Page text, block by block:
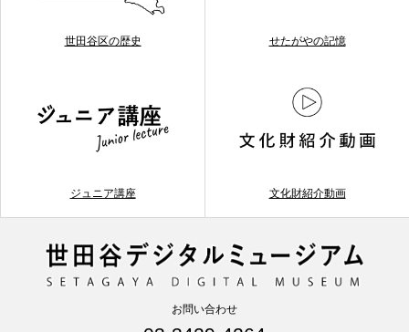
世田谷区の歴史 せたがやの記憶
ジュニア講座 文化財紹介動画
お問い合わせ